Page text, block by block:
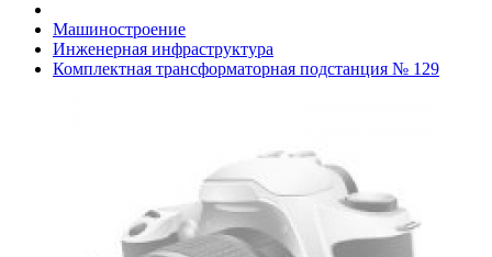
Машиностроение
Инженерная инфраструктура
Комплектная трансформаторная подстанция № 129